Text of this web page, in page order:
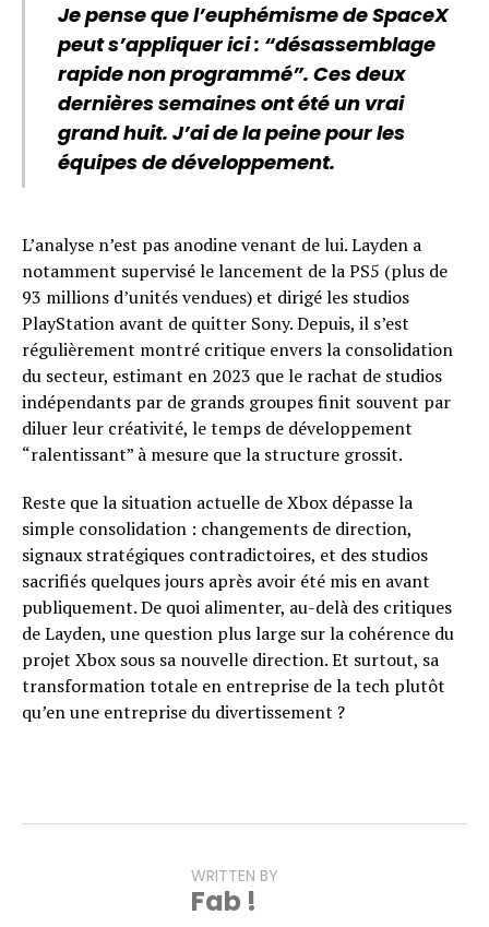
Je pense que l’euphémisme de SpaceX
peut s’appliquer ici : “désassemblage
rapide non programmé”. Ces deux
dernières semaines ont été un vrai
grand huit. J’ai de la peine pour les
équipes de développement.
L’analyse n’est pas anodine venant de lui. Layden a
notamment supervisé le lancement de la PS5 (plus de
93 millions d’unités vendues) et dirigé les studios
PlayStation avant de quitter Sony. Depuis, il s’est
régulièrement montré critique envers la consolidation
du secteur, estimant en 2023 que le rachat de studios
indépendants par de grands groupes finit souvent par
diluer leur créativité, le temps de développement
“ralentissant” à mesure que la structure grossit.
Reste que la situation actuelle de Xbox dépasse la
simple consolidation : changements de direction,
signaux stratégiques contradictoires, et des studios
sacrifiés quelques jours après avoir été mis en avant
publiquement. De quoi alimenter, au-delà des critiques
de Layden, une question plus large sur la cohérence du
projet Xbox sous sa nouvelle direction. Et surtout, sa
transformation totale en entreprise de la tech plutôt
qu’en une entreprise du divertissement ?
WRITTEN BY
Fab !